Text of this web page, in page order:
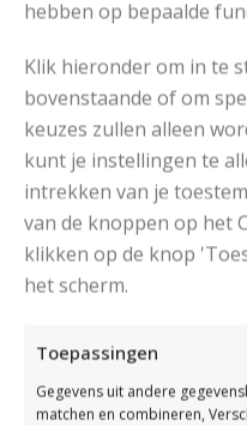
hebben op bepaalde
Klik hieronder om in te
bovenstaande of om
keuzes zullen alleen
kunt je instellingen te
intrekken van je
van de knoppen op het
klikken op de knop
het scherm.
Toepassingen
Gegevens uit andere
matchen en combineren,
DAMESVEST MET
Met dit gratis
Scheepjes Stone
gevorderden.